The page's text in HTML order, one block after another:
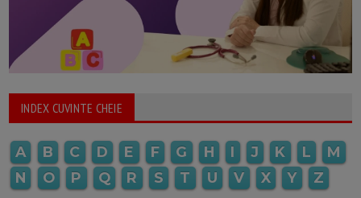
INDEX CUVINTE CHEIE
A B C D E F G H I J K L
M
N
O P Q R S T U V X Y Z